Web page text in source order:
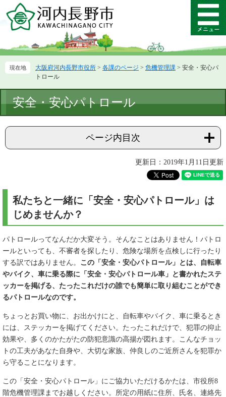
ー
先
ニ
を
て
メ
ニ
ー
大阪府河内長野市役所 > 各課のページ > 危機管理課 > 安全・安心パ
トロール
文
安全・安心パトロール
ページ内目次
更新日：2019年1月11日更新
私たちと一緒に「安全・安心パトロール」は
じめませんか？
パトロールってなんだか大変そう。そんなことはありません！パトロ
ールといっても、不審者を探したり、危険な場所を点検しに行ったり
する訳ではありません。 この「安全・安心パトロール」とは、自転車
やバイク、車に乗る際に「安全・安心パトロール車」と書かれたステ
ッカーを掲げる、たったこれだけの誰でも簡単に取り組むことができ
るパトロールなのです。
ちょっとお買い物に、お出かけにと、自転車やバイク、車に乗るとき
には、ステッカーを掲げてください。たったこれだけで、犯罪の抑止
効果や、多くのかたがたの防犯意識の高揚が図れます。こんなチョッ
トの工夫があなた自身や、大切な家族、仲良しのご近所さんを犯罪か
ら守ることになります。
この「安全・安心パトロール」にご協力いただけるかたは、市役所8
階危機管理課までお越しください。所定の用紙に住所、氏名、連絡先